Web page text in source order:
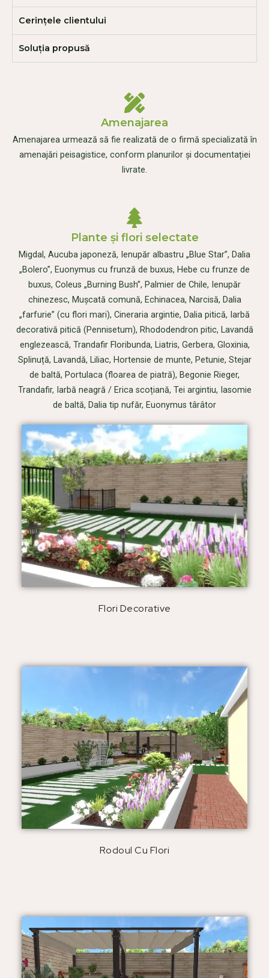
Cerințele clientului
Soluția propusă
Amenajarea
Amenajarea urmează să fie realizată de o firmă specializată în
amenajări peisagistice, conform planurilor și documentației
livrate.
Plante și flori selectate
Migdal, Aucuba japoneză, Ienupăr albastru „Blue Star”, Dalia
„Bolero”, Euonymus cu frunză de buxus, Hebe cu frunze de
buxus, Coleus „Burning Bush”, Palmier de Chile, Ienupăr
chinezesc, Mușcată comună, Echinacea, Narcisă, Dalia
„farfurie” (cu flori mari), Cineraria argintie, Dalia pitică, Iarbă
decorativă pitică (Pennisetum), Rhododendron pitic, Lavandă
englezească, Trandafir Floribunda, Liatris, Gerbera, Gloxinia,
Splinuță, Lavandă, Liliac, Hortensie de munte, Petunie, Stejar
de baltă, Portulaca (floarea de piatră), Begonie Rieger,
Trandafir, Iarbă neagră / Erica scoțiană, Tei argintiu, Iasomie
de baltă, Dalia tip nufăr, Euonymus târâtor
Flori Decorative
Rodoul Cu Flori